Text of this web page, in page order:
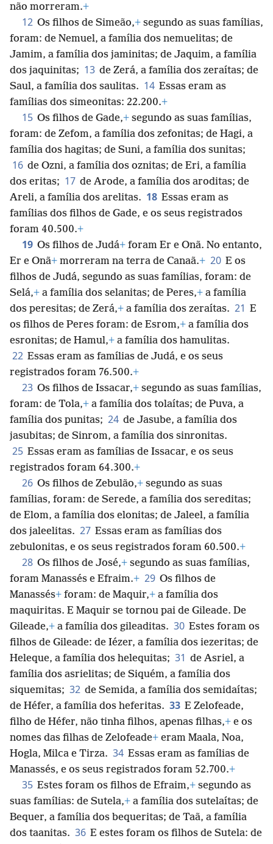
não morreram.+
12 Os filhos de Simeão,+ segundo as suas famílias,
foram: de Nemuel, a família dos nemuelitas; de
Jamim, a família dos jaminitas; de Jaquim, a família
dos jaquinitas; 13 de Zerá, a família dos zeraítas; de
Saul, a família dos saulitas. 14 Essas eram as
famílias dos simeonitas: 22.200.+
15 Os filhos de Gade,+ segundo as suas famílias,
foram: de Zefom, a família dos zefonitas; de Hagi, a
família dos hagitas; de Suni, a família dos sunitas;
16 de Ozni, a família dos oznitas; de Eri, a família
dos eritas; 17 de Arode, a família dos aroditas; de
Areli, a família dos arelitas. 18 Essas eram as
famílias dos filhos de Gade, e os seus registrados
foram 40.500.+
19 Os filhos de Judá+ foram Er e Onã. No entanto,
Er e Onã+ morreram na terra de Canaã.+ 20 E os
filhos de Judá, segundo as suas famílias, foram: de
Selá,+ a família dos selanitas; de Peres,+ a família
dos peresitas; de Zerá,+ a família dos zeraítas. 21 E
os filhos de Peres foram: de Esrom,+ a família dos
esronitas; de Hamul,+ a família dos hamulitas.
22 Essas eram as famílias de Judá, e os seus
registrados foram 76.500.+
23 Os filhos de Issacar,+ segundo as suas famílias,
foram: de Tola,+ a família dos tolaítas; de Puva, a
família dos punitas; 24 de Jasube, a família dos
jasubitas; de Sinrom, a família dos sinronitas.
25 Essas eram as famílias de Issacar, e os seus
registrados foram 64.300.+
26 Os filhos de Zebulão,+ segundo as suas
famílias, foram: de Serede, a família dos sereditas;
de Elom, a família dos elonitas; de Jaleel, a família
dos jaleelitas. 27 Essas eram as famílias dos
zebulonitas, e os seus registrados foram 60.500.+
28 Os filhos de José,+ segundo as suas famílias,
foram Manassés e Efraim.+ 29 Os filhos de
Manassés+ foram: de Maquir,+ a família dos
maquiritas. E Maquir se tornou pai de Gileade. De
Gileade,+ a família dos gileaditas. 30 Estes foram os
filhos de Gileade: de Iézer, a família dos iezeritas; de
Heleque, a família dos helequitas; 31 de Asriel, a
família dos asrielitas; de Siquém, a família dos
siquemitas; 32 de Semida, a família dos semidaítas;
de Héfer, a família dos heferitas. 33 E Zelofeade,
filho de Héfer, não tinha filhos, apenas filhas,+ e os
nomes das filhas de Zelofeade+ eram Maala, Noa,
Hogla, Milca e Tirza. 34 Essas eram as famílias de
Manassés, e os seus registrados foram 52.700.+
35 Estes foram os filhos de Efraim,+ segundo as
suas famílias: de Sutela,+ a família dos sutelaítas; de
Bequer, a família dos bequeritas; de Taã, a família
dos taanitas. 36 E estes foram os filhos de Sutela: de